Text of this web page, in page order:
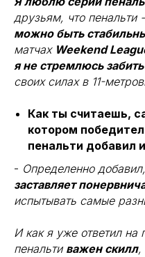
друзьям, что пенальти -
можно быть
матчах Weekend
я не стремлюсь забить
своих силах в 11-
Как ты считаешь,
котором
пенальти добавил
- Определенно добавил,
заставляет
испытывать самые
И как я уже ответил
пенальти важен скилл,